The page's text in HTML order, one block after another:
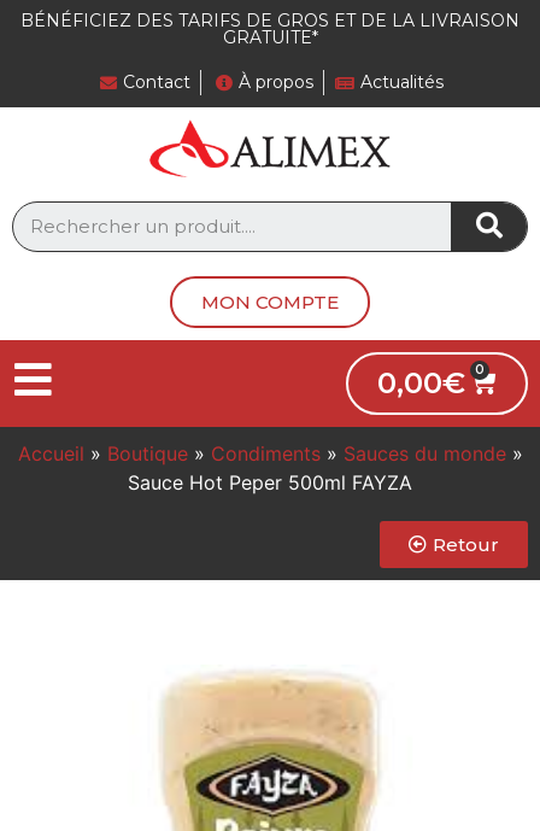
BÉNÉFICIEZ DES TARIFS DE GROS ET DE LA LIVRAISON
GRATUITE*
Contact À propos Actualités
MON COMPTE
0,00€
Accueil » Boutique » Condiments » Sauces du monde »
Sauce Hot Peper 500ml FAYZA
Retour